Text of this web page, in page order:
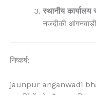
स्थानीय
नजदीकी
निष्कर्ष:
jaunpur anganwadi